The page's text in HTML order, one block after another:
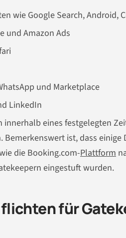
wie Google Search, Android,
und Amazon Ads
und Marketplace
LinkedIn
eines festgelegten
ist, dass einige
die Booking.com-Plattform
eingestuft wurden.
für